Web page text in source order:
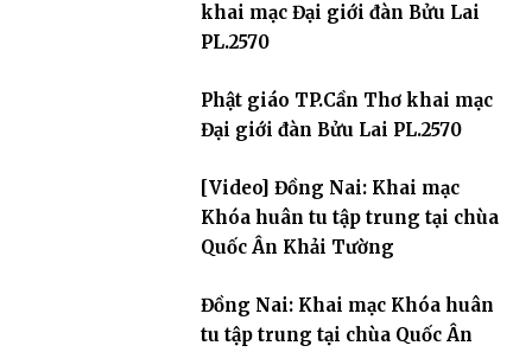
khai mạc Đại giới đàn Bửu Lai
PL.2570
Phật giáo TP.Cần Thơ khai mạc
Đại giới đàn Bửu Lai PL.2570
[Video] Đồng Nai: Khai mạc
Khóa huân tu tập trung tại chùa
Quốc Ân Khải Tường
Đồng Nai: Khai mạc Khóa huân
tu tập trung tại chùa Quốc Ân